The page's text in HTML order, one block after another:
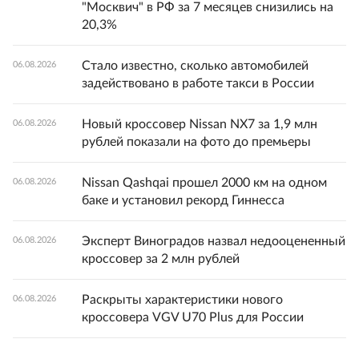
"Москвич" в РФ за 7 месяцев снизились на
20,3%
06.08.2026
Стало известно, сколько автомобилей
задействовано в работе такси в России
06.08.2026
Новый кроссовер Nissan NX7 за 1,9 млн
рублей показали на фото до премьеры
06.08.2026
Nissan Qashqai прошел 2000 км на одном
баке и установил рекорд Гиннесса
06.08.2026
Эксперт Виноградов назвал недооцененный
кроссовер за 2 млн рублей
06.08.2026
Раскрыты характеристики нового
кроссовера VGV U70 Plus для России